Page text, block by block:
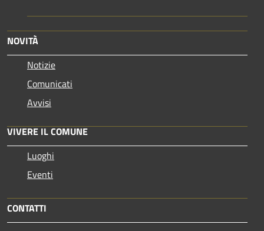
NOVITÀ
Notizie
Comunicati
Avvisi
VIVERE IL COMUNE
Luoghi
Eventi
CONTATTI